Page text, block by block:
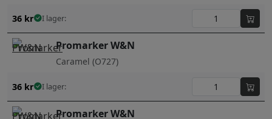
36 kr I lager:
Promarker W&N
Caramel (O727)
36 kr I lager:
Promarker W&N